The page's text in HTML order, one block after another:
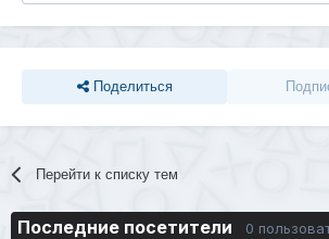
Поделиться
Перейти к списку тем
Последние посетители 0